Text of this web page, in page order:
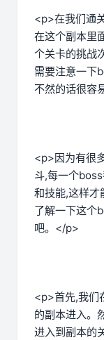
<p>在我们通
在这个副本里
个关卡的挑战
需要注意一下
不然的话很容
<p>因为有很
斗,每一个
和技能,这样才
了解一下这个
吧。</p>
<p>首先,我们
的副本进入。
进入到副本的